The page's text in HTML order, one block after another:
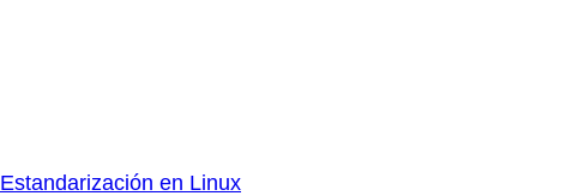
Estandarización en Linux